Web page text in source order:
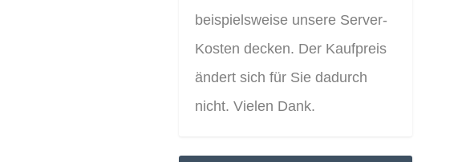
beispielsweise unsere Server-
Kosten decken. Der Kaufpreis
ändert sich für Sie dadurch
nicht. Vielen Dank.